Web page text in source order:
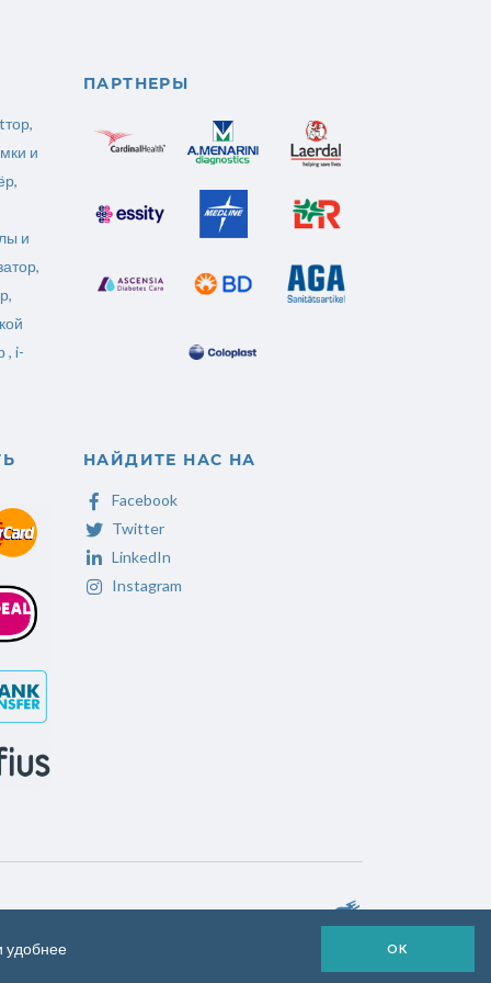
удобнее OK
,
и
,
и
,
, i-
ПАРТНЕРЫ
НАЙДИТЕ НАС НА
Facebook
Twitter
LinkedIn
Instagram